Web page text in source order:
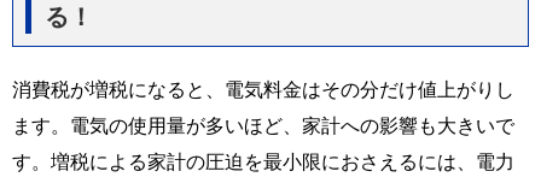
る！
消費税が増税になると、電気料金はその分だけ値上がりし
ます。電気の使用量が多いほど、家計への影響も大きいで
す。増税による家計の圧迫を最小限におさえるには、電力